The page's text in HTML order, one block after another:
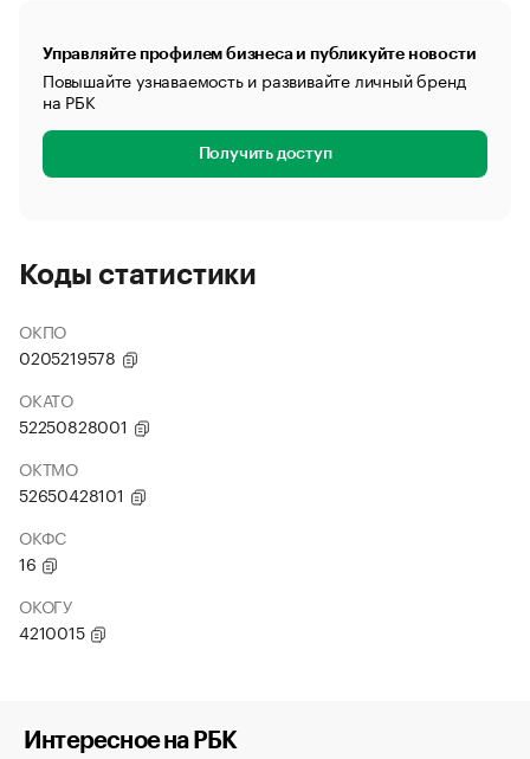
Управляйте профилем бизнеса и публикуйте новости
Повышайте узнаваемость и развивайте личный бренд
на РБК
Получить доступ
Коды статистики
ОКПО
0205219578
ОКАТО
52250828001
ОКТМО
52650428101
ОКФС
16
ОКОГУ
4210015
Интересное на РБК